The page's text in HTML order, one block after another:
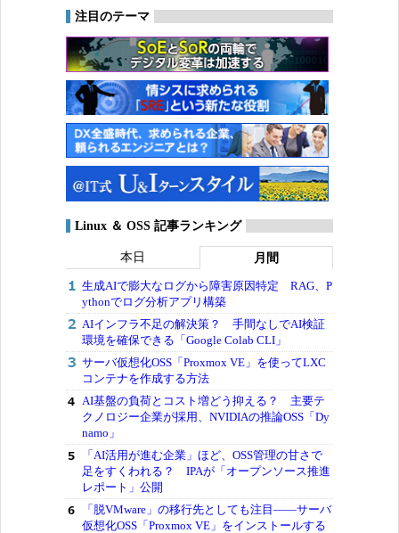
注目のテーマ
Linux ＆ OSS 記事ランキング
本日 月間
生成AIで膨大なログから障害原因特定 RAG、P
ythonでログ分析アプリ構築
AIインフラ不足の解決策？ 手間なしでAI検証
環境を確保できる「Google Colab CLI」
サーバ仮想化OSS「Proxmox VE」を使ってLXC
コンテナを作成する方法
AI基盤の負荷とコスト増どう抑える？ 主要テ
クノロジー企業が採用、NVIDIAの推論OSS「Dy
namo」
「AI活用が進む企業」ほど、OSS管理の甘さで
足をすくわれる？ IPAが「オープンソース推進
レポート」公開
「脱VMware」の移行先としても注目――サーバ
仮想化OSS「Proxmox VE」をインストールする